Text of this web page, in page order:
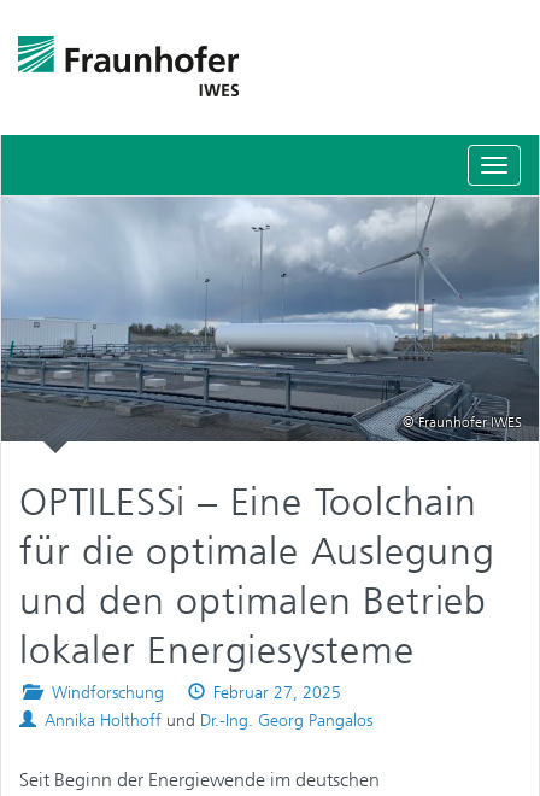
© Fraunhofer IWES
OPTILESSi – Eine Toolchain
für die optimale Auslegung
und den optimalen Betrieb
lokaler Energiesysteme
Posted
in
Windforschung
Published
on
Februar 27, 2025
Authors
Annika Holthoff und Dr.-Ing. Georg Pangalos
Seit Beginn der Energiewende im deutschen